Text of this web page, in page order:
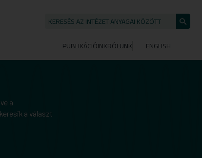
KERESÉS AZ INTÉZET ANYAGAI KÖZÖTT
indítása
PUBLIKÁCIÓINKRÓLUNK ENGLISH
a
a választ